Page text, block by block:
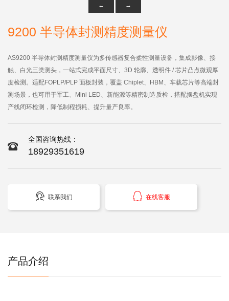
← →
9200 半导体封测精度测量仪
AS9200 半导体封测精度测量仪为多传感器复合柔性测量设备，集成影像、接
触、白光三类测头，一站式完成平面尺寸、3D 轮廓、透明件 / 芯片凸点微观厚
度检测。适配FOPLP/PLP 面板封装，覆盖 Chiplet、HBM、车载芯片等高端封
测场景，也可用于军工、Mini LED、新能源等精密制造质检，搭配摆盘机实现
产线闭环检测，降低制程损耗、提升量产良率。
全国咨询热线：
18929351619
 联系我们  在线客服
产品介绍